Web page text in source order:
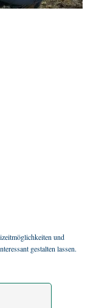
und
gestalten lassen.